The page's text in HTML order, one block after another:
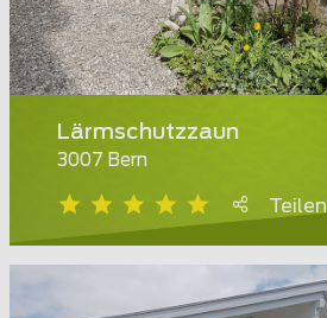
Lärmschutzzaun
3007 Bern
Teilen